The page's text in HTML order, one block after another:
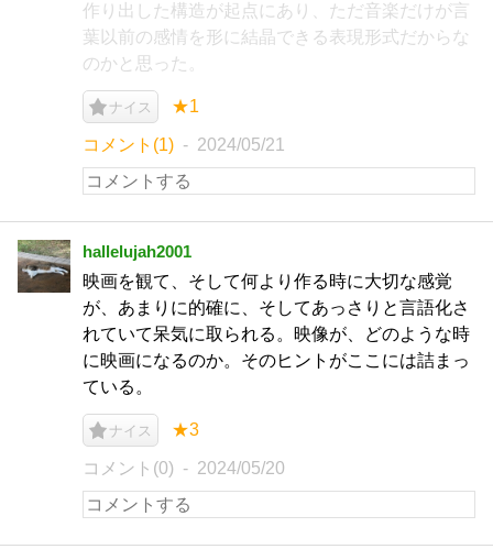
作り出した構造が起点にあり、ただ音楽だけが言
葉以前の感情を形に結晶できる表現形式だからな
のかと思った。
ナイス ★1
コメント(1) 2024/05/21
hallelujah2001
映画を観て、そして何より作る時に大切な感覚
が、あまりに的確に、そしてあっさりと言語化さ
れていて呆気に取られる。映像が、どのような時
に映画になるのか。そのヒントがここには詰まっ
ている。
ナイス ★3
コメント(0) 2024/05/20